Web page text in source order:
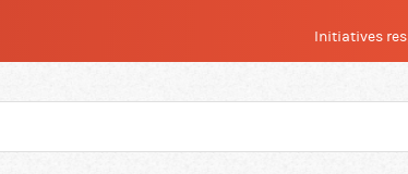
Initiatives